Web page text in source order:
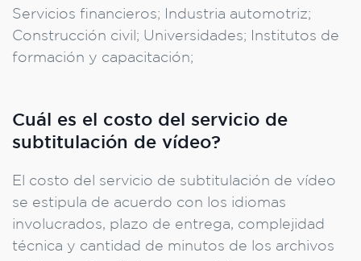
Servicios financieros; Industria automotriz;
Construcción civil; Universidades; Institutos de
formación y capacitación;
Cuál es el costo del servicio de
subtitulación de vídeo?
El costo del servicio de subtitulación de vídeo
se estipula de acuerdo con los idiomas
involucrados, plazo de entrega, complejidad
técnica y cantidad de minutos de los archivos